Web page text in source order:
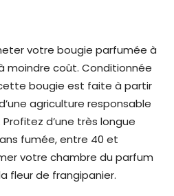
votre bougie parfumée à
moindre coût. Conditionnée
bougie est faite à partir
agriculture responsable
d’une très longue
fumée, entre 40 et
votre chambre du parfum
fleur de frangipanier.